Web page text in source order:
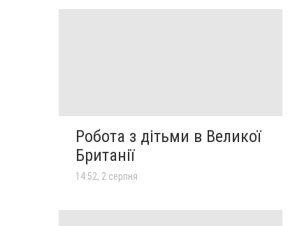
Робота з дітьми в Великої
Британії
14:52, 2 серпня